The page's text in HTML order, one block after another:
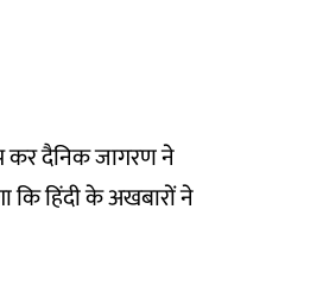
कर दैनिक जागरण ने
कि हिंदी के अखबारों ने